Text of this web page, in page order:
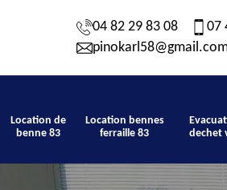
04 82 29 83 08
07
Location de
benne 83
Location bennes
ferraille 83
dechet